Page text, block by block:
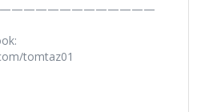
tomtaz01